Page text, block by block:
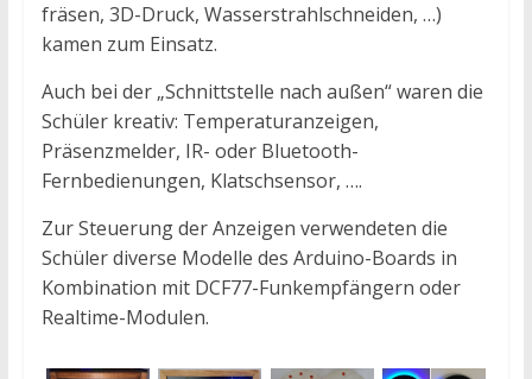
fräsen, 3D-Druck, Wasserstrahlschneiden, …)
kamen zum Einsatz.
Auch bei der „Schnittstelle nach außen“ waren die
Schüler kreativ: Temperaturanzeigen,
Präsenzmelder, IR- oder Bluetooth-
Fernbedienungen, Klatschsensor, ….
Zur Steuerung der Anzeigen verwendeten die
Schüler diverse Modelle des Arduino-Boards in
Kombination mit DCF77-Funkempfängern oder
Realtime-Modulen.